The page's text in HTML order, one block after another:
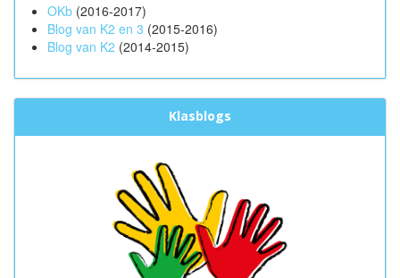
OKb (2016-2017)
Blog van K2 en 3 (2015-2016)
Blog van K2 (2014-2015)
Klasblogs